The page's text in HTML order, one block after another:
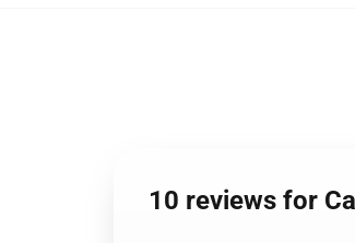
10 reviews for